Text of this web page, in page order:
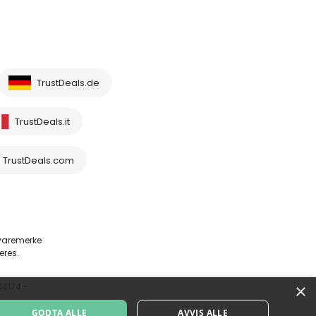
TrustDeals.de
TrustDeals.it
TrustDeals.com
×
GODTA ALLE AVVIS ALLE